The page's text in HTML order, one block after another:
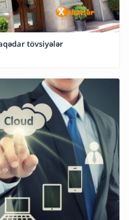
tövsiyələr